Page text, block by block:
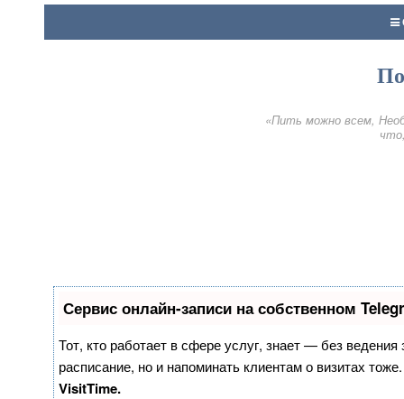
«Пить можно всем,
Сервис онлайн-записи на собственном
Тот, кто работает в сфере услуг, знает — без
расписание, но и напоминать клиентам о визитах
VisitTime.